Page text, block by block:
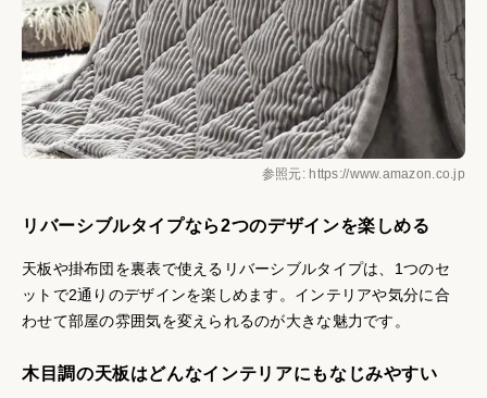
参照元: https://www.amazon.co.jp
リバーシブルタイプなら2つのデザインを楽しめる
天板や掛布団を裏表で使えるリバーシブルタイプは、1つのセ
ットで2通りのデザインを楽しめます。インテリアや気分に合
わせて部屋の雰囲気を変えられるのが大きな魅力です。
木目調の天板はどんなインテリアにもなじみやすい